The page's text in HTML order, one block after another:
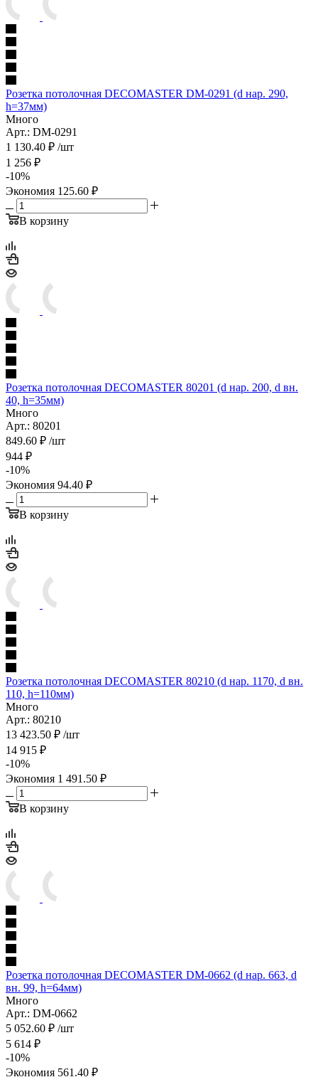
Розетка потолочная DECOMASTER DM-0291 (d нар. 290,
h=37мм)
Много
Арт.: DM-0291
1 130.40 ₽ /шт
1 256 ₽
-10%
Экономия 125.60 ₽
В корзину
Розетка потолочная DECOMASTER 80201 (d нар. 200, d вн.
40, h=35мм)
Много
Арт.: 80201
849.60 ₽ /шт
944 ₽
-10%
Экономия 94.40 ₽
В корзину
Розетка потолочная DECOMASTER 80210 (d нар. 1170, d вн.
110, h=110мм)
Много
Арт.: 80210
13 423.50 ₽ /шт
14 915 ₽
-10%
Экономия 1 491.50 ₽
В корзину
Розетка потолочная DECOMASTER DM-0662 (d нар. 663, d
вн. 99, h=64мм)
Много
Арт.: DM-0662
5 052.60 ₽ /шт
5 614 ₽
-10%
Экономия 561.40 ₽